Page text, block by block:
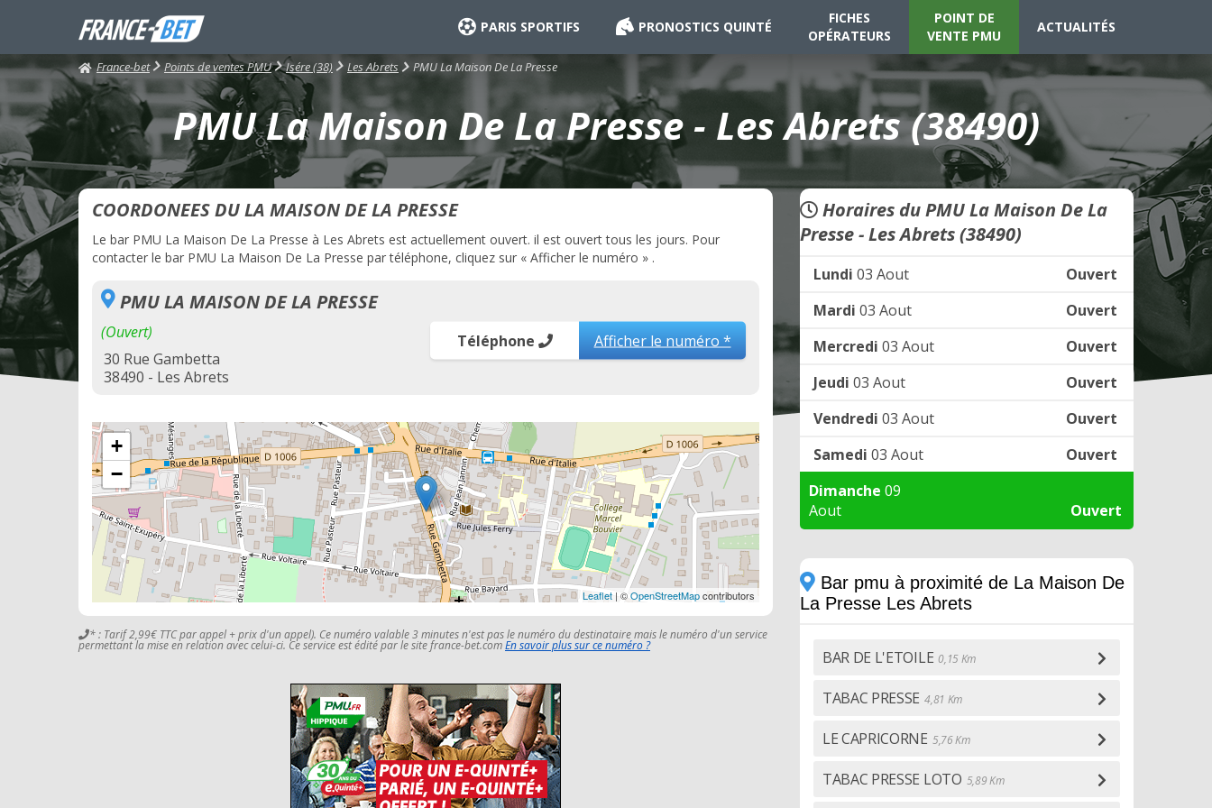
PARIS SPORTIFS PRONOSTICS QUINTÉ
FICHES
OPÉRATEURS
POINT DE
VENTE PMU
ACTUALITÉS
France-bet Points de ventes PMU Isére (38) Les Abrets PMU La Maison De La Presse
PMU La Maison De La Presse - Les Abrets (38490)
COORDONEES DU LA MAISON DE LA PRESSE
Le bar PMU La Maison De La Presse à Les Abrets est actuellement ouvert. il est ouvert tous les jours. Pour
contacter le bar PMU La Maison De La Presse par téléphone, cliquez sur « Afficher le numéro » .
PMU LA MAISON DE LA PRESSE
(Ouvert)
30 Rue Gambetta
38490 - Les Abrets
Téléphone Afficher le numéro *
+
−
Leaflet | ©OpenStreetMapcontributors
* : Tarif 2,99€ TTC par appel + prix d'un appel). Ce numéro valable 3 minutes n'est pas le numéro du destinataire mais le numéro d'un service
permettant la mise en relation avec celui-ci. Ce service est édité par le site france-bet.comEn savoir plus sur ce numéro ?
Horaires du PMU La Maison De La
Presse - Les Abrets (38490)
Lundi 03 Aout
Ouvert
Mardi 03 Aout
Ouvert
Mercredi 03 Aout
Ouvert
Jeudi 03 Aout
Ouvert
Vendredi 03 Aout
Ouvert
Samedi 03 Aout
Ouvert
Dimanche 09
Aout
Ouvert
Bar pmu à proximité de La Maison De
La Presse Les Abrets
BAR DE L'ETOILE 0,15 Km
TABAC PRESSE 4,81 Km
LE CAPRICORNE 5,76 Km
TABAC PRESSE LOTO 5,89 Km